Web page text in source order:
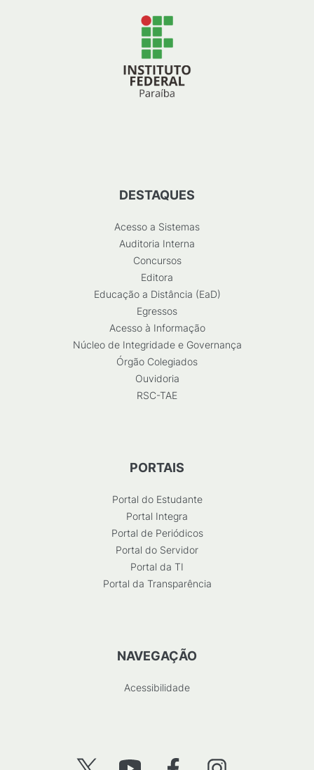
DESTAQUES
Acesso a Sistemas
Auditoria Interna
Concursos
Editora
Educação a Distância (EaD)
Egressos
Acesso à Informação
Núcleo de Integridade e Governança
Órgão Colegiados
Ouvidoria
RSC-TAE
PORTAIS
Portal do Estudante
Portal Integra
Portal de Periódicos
Portal do Servidor
Portal da TI
Portal da Transparência
NAVEGAÇÃO
Acessibilidade